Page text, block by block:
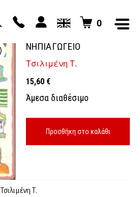
0
ΝΗΠΙΑΓΩΓΕΙΟ
Τσιλιμένη Τ.
15,60 €
Άμεσα διαθέσιμο
Προσθήκη στο καλάθι
Τσιλιμένη Τ.